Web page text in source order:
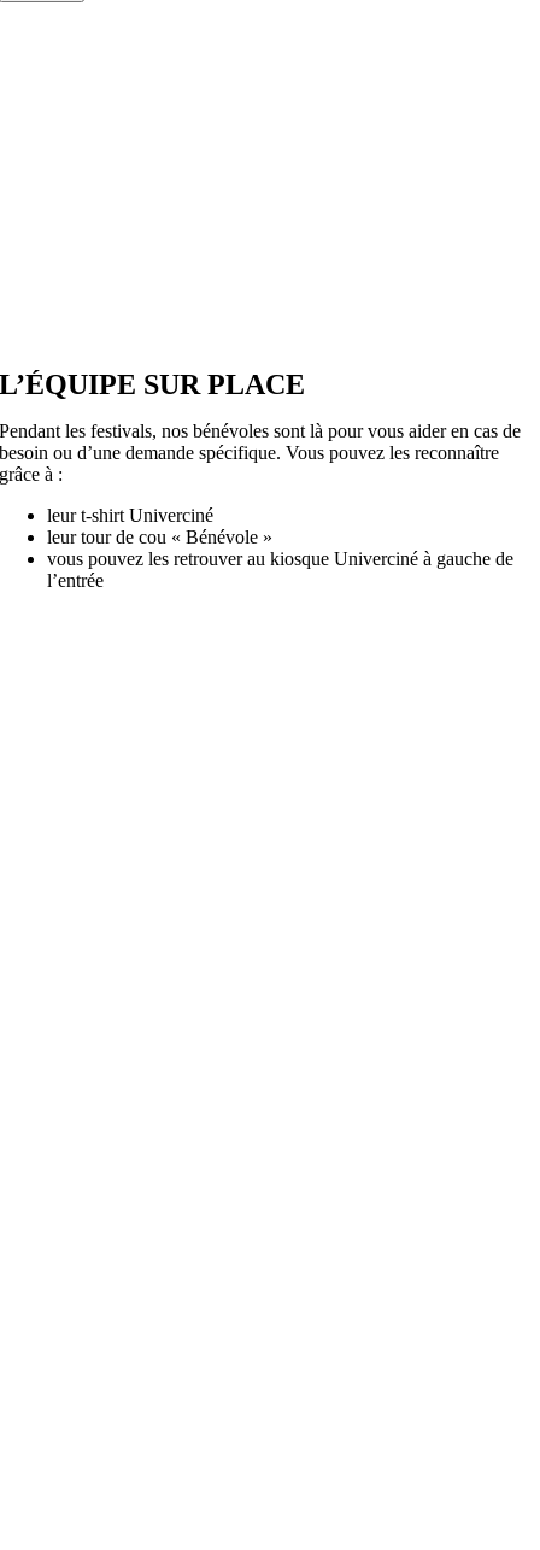
L’ÉQUIPE SUR PLACE
Pendant les festivals, nos bénévoles sont là pour vous aider en cas de
besoin ou d’une demande spécifique. Vous pouvez les reconnaître
grâce à :
leur t-shirt Univerciné
leur tour de cou « Bénévole »
vous pouvez les retrouver au kiosque Univerciné à gauche de
l’entrée